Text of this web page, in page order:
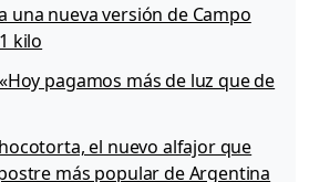
una nueva versión de Campo
kilo
pagamos más de luz que de
el nuevo alfajor que
más popular de Argentina